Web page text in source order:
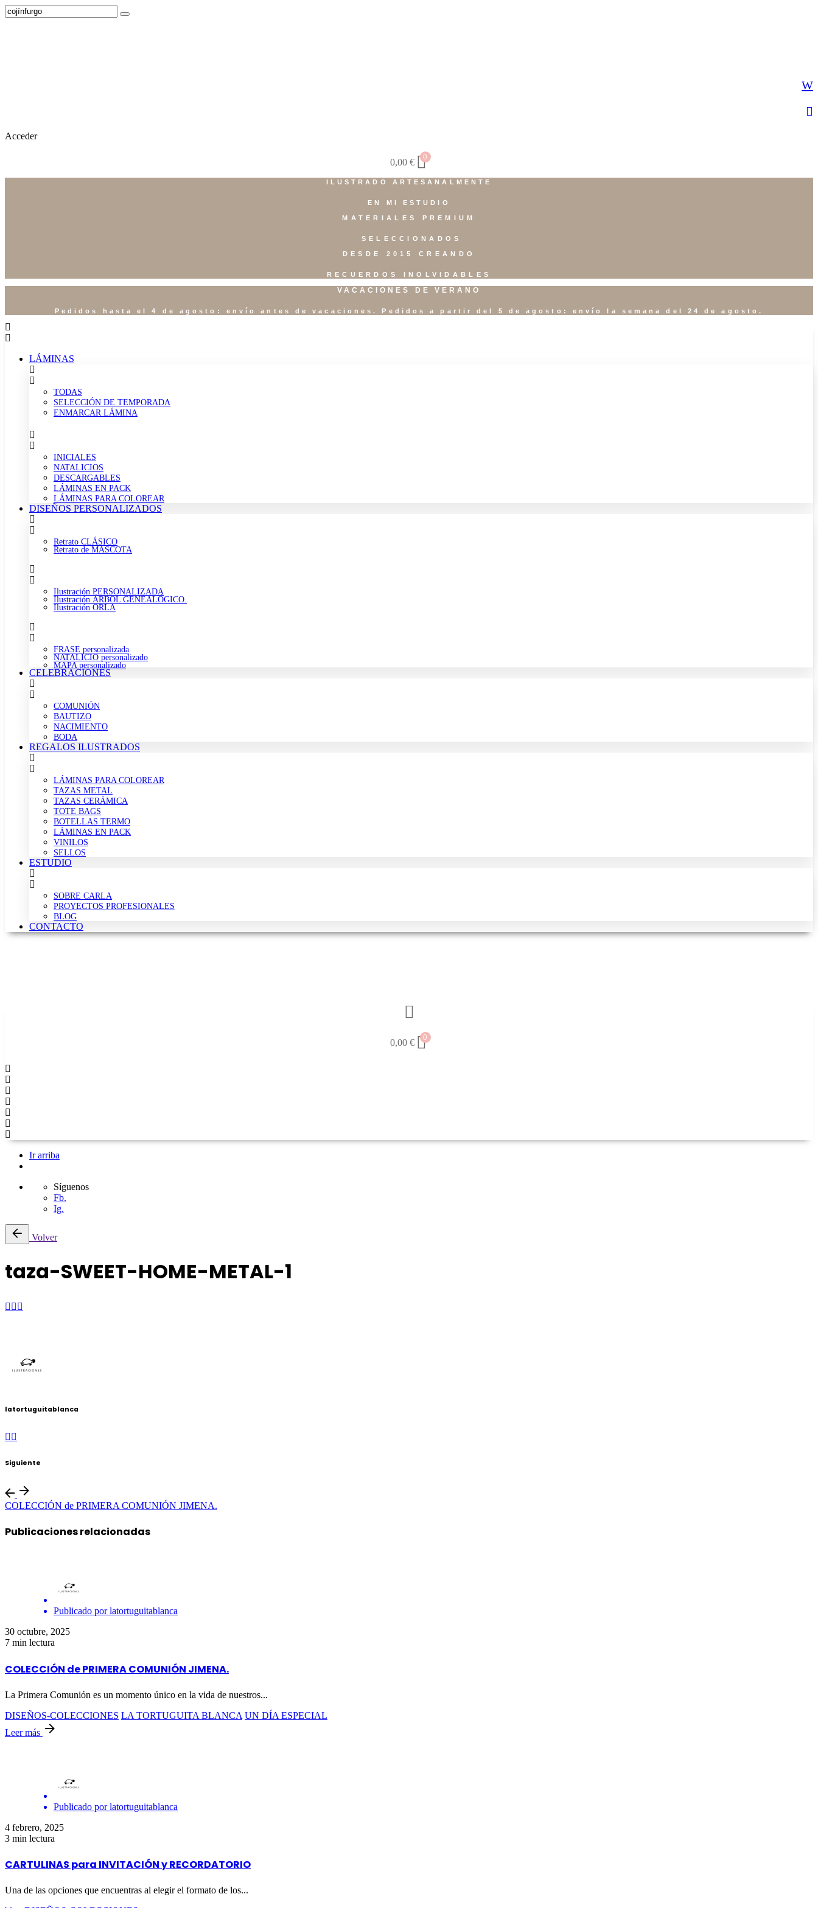
Acceder
0,00 €
0
ILUSTRADO ARTESANALMENTE
EN MI ESTUDIO
MATERIALES PREMIUM
SELECCIONADOS
DESDE 2015 CREANDO
RECUERDOS INOLVIDABLES
VACACIONES DE VERANO
Pedidos hasta el 4 de agosto: envío antes de vacaciones. Pedidos a partir del 5 de agosto: envío la semana del 24 de agosto.
LÁMINAS
TODAS
SELECCIÓN DE TEMPORADA
ENMARCAR LÁMINA
INICIALES
NATALICIOS
DESCARGABLES
LÁMINAS EN PACK
LÁMINAS PARA COLOREAR
DISEÑOS PERSONALIZADOS
Retrato CLÁSICO
Retrato de MASCOTA
Ilustración PERSONALIZADA
Ilustración ÁRBOL GENEALÓGICO.
Ilustración ORLA
FRASE personalizada
NATALICIO personalizado
MAPA personalizado
CELEBRACIONES
COMUNIÓN
BAUTIZO
NACIMIENTO
BODA
REGALOS ILUSTRADOS
LÁMINAS PARA COLOREAR
TAZAS METAL
TAZAS CERÁMICA
TOTE BAGS
BOTELLAS TERMO
LÁMINAS EN PACK
VINILOS
SELLOS
ESTUDIO
SOBRE CARLA
PROYECTOS PROFESIONALES
BLOG
CONTACTO
0,00 €
0
Ir arriba
Síguenos
Fb.
Ig.
Saltar
Volver
taza-SWEET-HOME-METAL-1
latortuguitablanca
Siguiente
COLECCIÓN de PRIMERA COMUNIÓN JIMENA.
Publicaciones relacionadas
Publicado por latortuguitablanca
30 octubre, 2025
7 min lectura
COLECCIÓN de PRIMERA COMUNIÓN JIMENA.
La Primera Comunión es un momento único en la vida de nuestros...
DISEÑOS-COLECCIONES LA TORTUGUITA BLANCA UN DÍA ESPECIAL
Leer más
Publicado por latortuguitablanca
4 febrero, 2025
3 min lectura
CARTULINAS para INVITACIÓN y RECORDATORIO
Una de las opciones que encuentras al elegir el formato de los...